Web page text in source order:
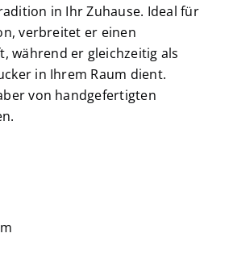
in Ihr Zuhause. Ideal für
verbreitet er einen
während er gleichzeitig als
in Ihrem Raum dient.
von handgefertigten